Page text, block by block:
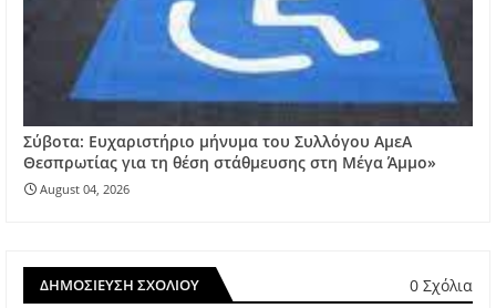
Σύβοτα: Ευχαριστήριο μήνυμα του Συλλόγου ΑμεΑ
Θεσπρωτίας για τη θέση στάθμευσης στη Μέγα Άμμο»
August 04, 2026
ΔΗΜΟΣΊΕΥΣΗ ΣΧΟΛΊΟΥ 0 Σχόλια